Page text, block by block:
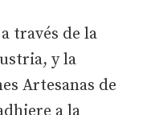
través de la
y la
Artesanas de